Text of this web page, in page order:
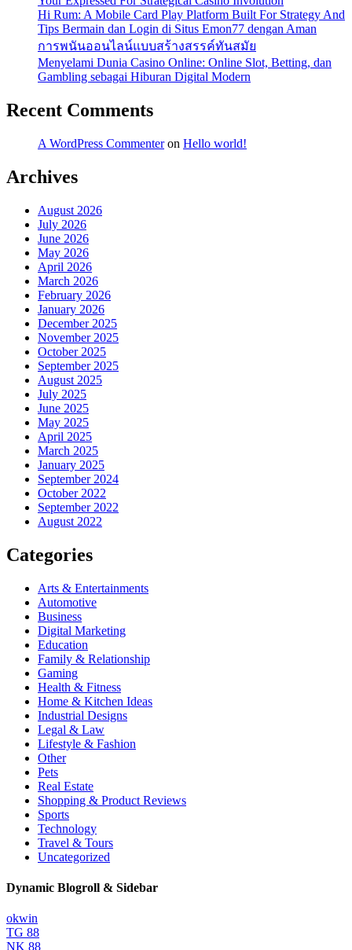
Hi Rum: A Mobile Card Play Platform Built For Strategy And
Tips Bermain dan Login di Situs Emon77 dengan Aman
การพนันออนไลน์แบบสร้างสรรค์ทันสมัย
Menyelami Dunia Casino Online: Online Slot, Betting, dan
Gambling sebagai Hiburan Digital Modern
Recent Comments
A WordPress Commenteron Hello world!
Archives
August 2026
July 2026
June 2026
May 2026
April 2026
March 2026
February 2026
January 2026
December 2025
November 2025
October 2025
September 2025
August 2025
July 2025
June 2025
May 2025
April 2025
March 2025
January 2025
September 2024
October 2022
September 2022
August 2022
Categories
Arts & Entertainments
Automotive
Business
Digital Marketing
Education
Family & Relationship
Gaming
Health & Fitness
Home & Kitchen Ideas
Industrial Designs
Legal & Law
Lifestyle & Fashion
Other
Pets
Real Estate
Shopping & Product Reviews
Sports
Technology
Travel & Tours
Uncategorized
Dynamic Blogroll & Sidebar
okwin
TG 88
NK 88